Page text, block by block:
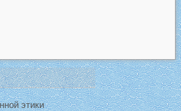
этики